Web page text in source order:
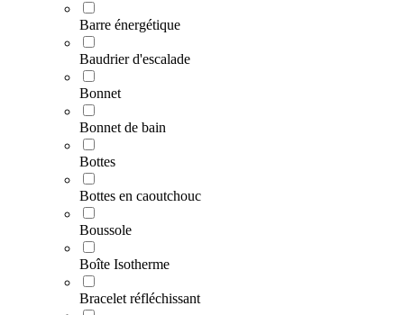
Barre énergétique
Baudrier d'escalade
Bonnet
Bonnet de bain
Bottes
Bottes en caoutchouc
Boussole
Boîte Isotherme
Bracelet réfléchissant